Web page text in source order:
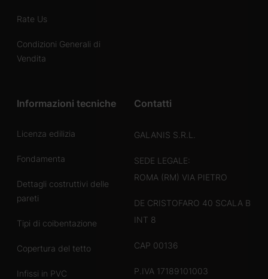
Rate Us
Condizioni Generali di
Vendita
Informazioni tecniche
Licenza edilizia
Fondamenta
Dettagli costruttivi delle
pareti
Tipi di coibentazione
Copertura del tetto
Infissi in PVC
Contatti
GALANIS S.R.L.
SEDE LEGALE:
ROMA (RM) VIA PIETRO
DE CRISTOFARO 40 SCALA B
INT 8
CAP 00136
P.IVA 17189101003